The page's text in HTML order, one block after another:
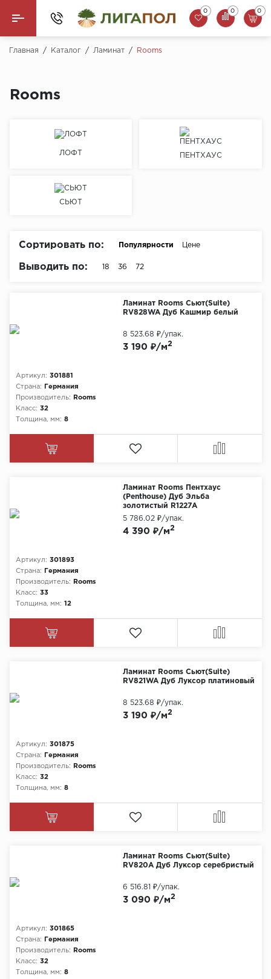
Назад
Паркетная доска
SPC Ламинат
Инженерная доска
Стеновые панели
0 0 0
Главная / Каталог / Ламинат / Rooms
Rooms
ЛОФТ ПЕНТХАУС
СЬЮТ
Сортировать по: Популярности Цене
Выводить по: 18 36 72
Ламинат Rooms Сьют(Suite)
RV828WA Дуб Кашмир белый
Артикул: 301881
Страна:
Германия
Производитель:
Rooms
Класс: 32
Толщина, мм: 8
3 190 ₽/м2
8 523.68 ₽/упак.
Ламинат Rooms Пентхаус
(Penthouse) Дуб Эльба
золотистый R1227А
Артикул: 301893
Страна:
Германия
Производитель:
Rooms
Класс: 33
Толщина, мм: 12
4 390 ₽/м2
5 786.02 ₽/упак.
Ламинат Rooms Сьют(Suite)
RV821WA Дуб Луксор платиновый
Артикул: 301875
Страна:
Германия
Производитель:
Rooms
Класс: 32
Толщина, мм: 8
3 190 ₽/м2
8 523.68 ₽/упак.
Ламинат Rooms Сьют(Suite)
RV820A Дуб Луксор серебристый
Артикул: 301865
Страна:
Германия
Производитель:
Rooms
Класс: 32
Толщина, мм: 8
3 090 ₽/м2
6 516.81 ₽/упак.